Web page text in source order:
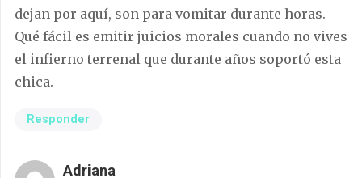
dejan por aquí, son para vomitar durante horas.
Qué fácil es emitir juicios morales cuando no vives
el infierno terrenal que durante años soportó esta
chica.
Responder
Adriana